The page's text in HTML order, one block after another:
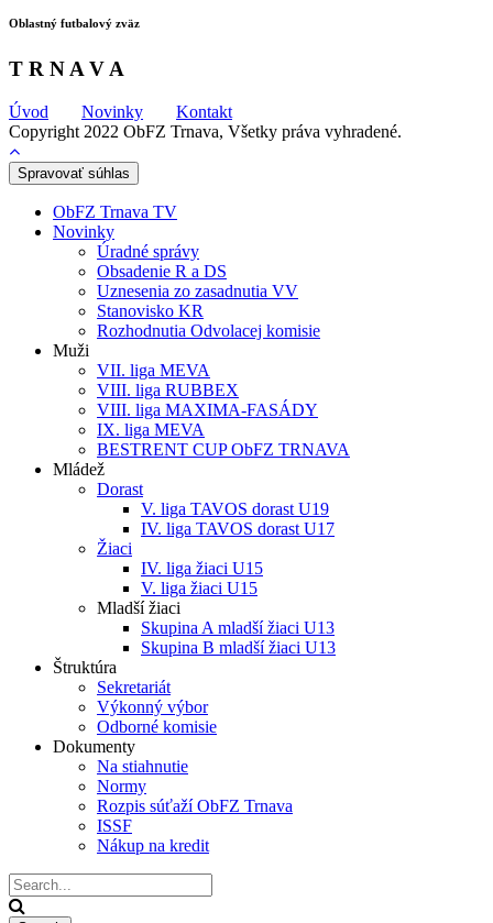
Oblastný futbalový zväz
T R N A V A
Úvod Novinky
Kontakt
Copyright 2022 ObFZ Trnava, Všetky práva vyhradené.
Spravovať súhlas
ObFZ Trnava TV
Novinky
Úradné správy
Obsadenie R a DS
Uznesenia zo zasadnutia VV
Stanovisko KR
Rozhodnutia Odvolacej komisie
Muži
VII. liga MEVA
VIII. liga RUBBEX
VIII. liga MAXIMA-FASÁDY
IX. liga MEVA
BESTRENT CUP ObFZ TRNAVA
Mládež
Dorast
V. liga TAVOS dorast U19
IV. liga TAVOS dorast U17
Žiaci
IV. liga žiaci U15
V. liga žiaci U15
Mladší žiaci
Skupina A mladší žiaci U13
Skupina B mladší žiaci U13
Štruktúra
Sekretariát
Výkonný výbor
Odborné komisie
Dokumenty
Na stiahnutie
Normy
Rozpis súťaží ObFZ Trnava
ISSF
Nákup na kredit